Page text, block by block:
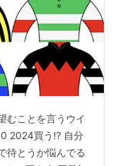
むことを言うウイ
2024買う!? 自分
待とうか悩んでる